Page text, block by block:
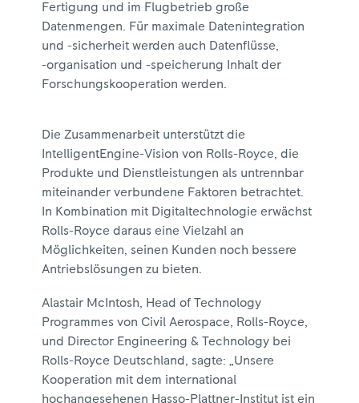
Fertigung und im Flugbetrieb große
Datenmengen. Für maximale Datenintegration
und -sicherheit werden auch Datenflüsse,
-organisation und -speicherung Inhalt der
Forschungskooperation werden.
Die Zusammenarbeit unterstützt die
IntelligentEngine-Vision von Rolls-Royce, die
Produkte und Dienstleistungen als untrennbar
miteinander verbundene Faktoren betrachtet.
In Kombination mit Digitaltechnologie erwächst
Rolls-Royce daraus eine Vielzahl an
Möglichkeiten, seinen Kunden noch bessere
Antriebslösungen zu bieten.
Alastair McIntosh, Head of Technology
Programmes von Civil Aerospace, Rolls-Royce,
und Director Engineering & Technology bei
Rolls-Royce Deutschland, sagte: „Unsere
Kooperation mit dem international
hochangesehenen Hasso-Plattner-Institut ist ein